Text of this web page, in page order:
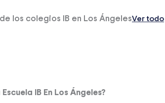
los colegios IB en Los ÁngelesVer todo
IB En Los Ángeles?